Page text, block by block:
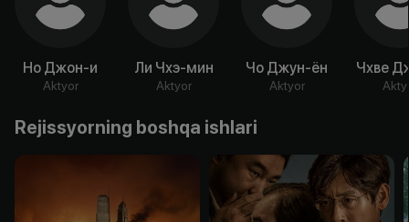
Но Джон-и
Aktyor
Ли Чхэ-мин
Aktyor
Чо Джун-ён
Aktyor
Чхве
Rejissyorning boshqa ishlari